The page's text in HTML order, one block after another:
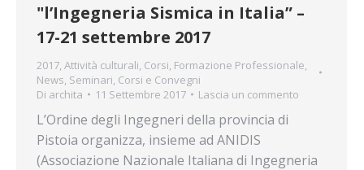
"l’Ingegneria Sismica in Italia” –
17-21 settembre 2017
2017, Attività culturali, Corsi, Formazione Professionale,
News, Seminari, Corsi e Convegni
Di archita 11 Settembre 2017 Lascia un commento
L’Ordine degli Ingegneri della provincia di
Pistoia organizza, insieme ad ANIDIS
(Associazione Nazionale Italiana di Ingegneria